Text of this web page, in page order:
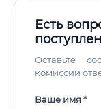
Есть
Оставьте
комиссии
Ваше имя *